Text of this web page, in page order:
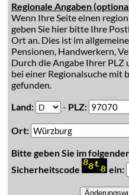
Regionale Angaben
Wenn Ihre Seite einen
geben Sie hier bitte Ihre
Ort an. Dies ist im
Pensionen, Handwerkern,
Durch die Angabe Ihrer PLZ
bei einer Regionalsuche mit
gefunden.
Land:
- PLZ:
Ort:
Bitte geben Sie im
Sicherheitscode
ein: